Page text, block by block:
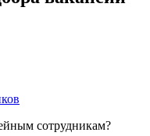
сотрудникам?